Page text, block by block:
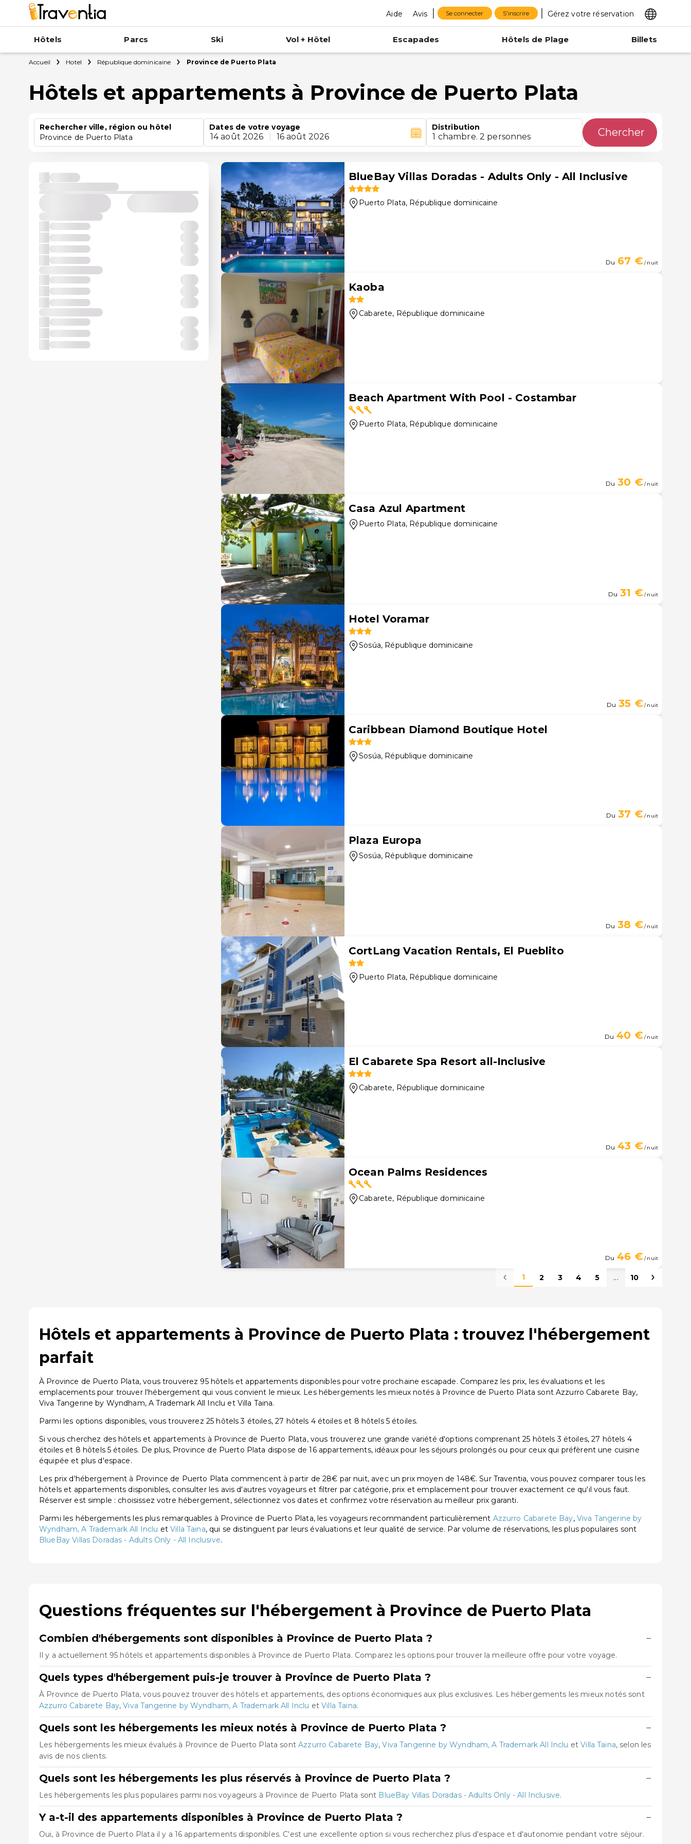
Aide Avis Se connecter S'inscrire Gérez votre réservation
Hôtels Parcs Ski Vol + Hôtel Escapades Hôtels de Plage Billets
Accueil Hotel République dominicaine Province de Puerto Plata
Hôtels et appartements à Province de Puerto Plata
Rechercher ville, région ou hôtel
Province de Puerto Plata
Dates de votre voyage
14 août 2026 16 août 2026
Distribution
1 chambre. 2 personnes Chercher
BlueBay Villas Doradas - Adults Only - All Inclusive
Puerto Plata, République dominicaine
Du 67 €/ nuit
Kaoba
Cabarete, République dominicaine
Beach Apartment With Pool - Costambar
Puerto Plata, République dominicaine
Du 30 €/ nuit
Casa Azul Apartment
Puerto Plata, République dominicaine
Du 31 €/ nuit
Hotel Voramar
Sosúa, République dominicaine
Du 35 €/ nuit
Caribbean Diamond Boutique Hotel
Sosúa, République dominicaine
Du 37 €/ nuit
Plaza Europa
Sosúa, République dominicaine
Du 38 €/ nuit
CortLang Vacation Rentals, El Pueblito
Puerto Plata, République dominicaine
Du 40 €/ nuit
El Cabarete Spa Resort all-Inclusive
Cabarete, République dominicaine
Du 43 €/ nuit
Ocean Palms Residences
Cabarete, République dominicaine
Du 46 €/ nuit
1 2 3 4 5 ... 10
Hôtels et appartements à Province de Puerto Plata : trouvez l'hébergement
parfait
À Province de Puerto Plata, vous trouverez 95 hôtels et appartements disponibles pour votre prochaine escapade. Comparez les prix, les évaluations et les
emplacements pour trouver l'hébergement qui vous convient le mieux. Les hébergements les mieux notés à Province de Puerto Plata sont Azzurro Cabarete Bay,
Viva Tangerine by Wyndham, A Trademark All Inclu et Villa Taina.
Parmi les options disponibles, vous trouverez 25 hôtels 3 étoiles, 27 hôtels 4 étoiles et 8 hôtels 5 étoiles.
Si vous cherchez des hôtels et appartements à Province de Puerto Plata, vous trouverez une grande variété d'options comprenant 25 hôtels 3 étoiles, 27 hôtels 4
étoiles et 8 hôtels 5 étoiles. De plus, Province de Puerto Plata dispose de 16 appartements, idéaux pour les séjours prolongés ou pour ceux qui préfèrent une cuisine
équipée et plus d'espace.
Les prix d'hébergement à Province de Puerto Plata commencent à partir de 28€ par nuit, avec un prix moyen de 148€. Sur Traventia, vous pouvez comparer tous les
hôtels et appartements disponibles, consulter les avis d'autres voyageurs et filtrer par catégorie, prix et emplacement pour trouver exactement ce qu'il vous faut.
Réserver est simple : choisissez votre hébergement, sélectionnez vos dates et confirmez votre réservation au meilleur prix garanti.
Parmi les hébergements les plus remarquables à Province de Puerto Plata, les voyageurs recommandent particulièrement Azzurro Cabarete Bay, Viva Tangerine by
Wyndham, A Trademark All Inclu etVilla Taina, qui se distinguent par leurs évaluations et leur qualité de service. Par volume de réservations, les plus populaires sont
BlueBay Villas Doradas - Adults Only - All Inclusive.
Questions fréquentes sur l'hébergement à Province de Puerto Plata
Combien d'hébergements sont disponibles à Province de Puerto Plata ? −
Il y a actuellement 95 hôtels et appartements disponibles à Province de Puerto Plata. Comparez les options pour trouver la meilleure offre pour votre voyage.
Quels types d'hébergement puis-je trouver à Province de Puerto Plata ? −
À Province de Puerto Plata, vous pouvez trouver des hôtels et appartements, des options économiques aux plus exclusives. Les hébergements les mieux notés sont
Azzurro Cabarete Bay,Viva Tangerine by Wyndham, A Trademark All Inclu etVilla Taina.
Quels sont les hébergements les mieux notés à Province de Puerto Plata ? −
Les hébergements les mieux évalués à Province de Puerto Plata sontAzzurro Cabarete Bay,Viva Tangerine by Wyndham, A Trademark All Inclu etVilla Taina, selon les
avis de nos clients.
Quels sont les hébergements les plus réservés à Province de Puerto Plata ? −
Les hébergements les plus populaires parmi nos voyageurs à Province de Puerto Plata sont BlueBay Villas Doradas - Adults Only - All Inclusive.
Y a-t-il des appartements disponibles à Province de Puerto Plata ? −
Oui, à Province de Puerto Plata il y a 16 appartements disponibles. C'est une excellente option si vous recherchez plus d'espace et d'autonomie pendant votre séjour.